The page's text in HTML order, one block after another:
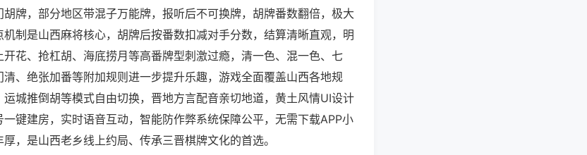
牌，部分地区带混子万能牌，报听后不可换牌，胡牌番数翻倍，极大
制是山西麻将核心，胡牌后按番数扣减对手分数，结算清晰直观，明
花、抢杠胡、海底捞月等高番牌型刺激过瘾，清一色、混一色、七
、绝张加番等附加规则进一步提升乐趣，游戏全面覆盖山西各地规
城推倒胡等模式自由切换，晋地方言配音亲切地道，黄土风情UI设计
键建房，实时语音互动，智能防作弊系统保障公平，无需下载APP小
，是山西老乡线上约局、传承三晋棋牌文化的首选。